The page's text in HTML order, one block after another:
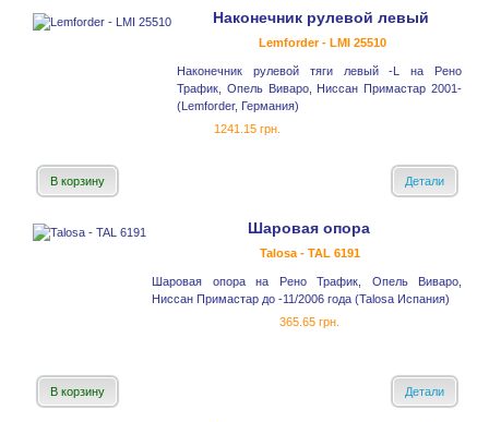
Наконечник рулевой левый
Lemforder - LMI 25510
Наконечник рулевой тяги левый -L на Рено
Трафик, Опель Виваро, Ниссан Примастар 2001-
(Lemforder, Германия)
1241.15 грн.
В корзину Детали
Шаровая опора
Talosa - TAL 6191
Шаровая опора на Рено Трафик, Опель Виваро,
Ниссан Примастар до -11/2006 года (Talosa Испания)
365.65 грн.
В корзину Детали